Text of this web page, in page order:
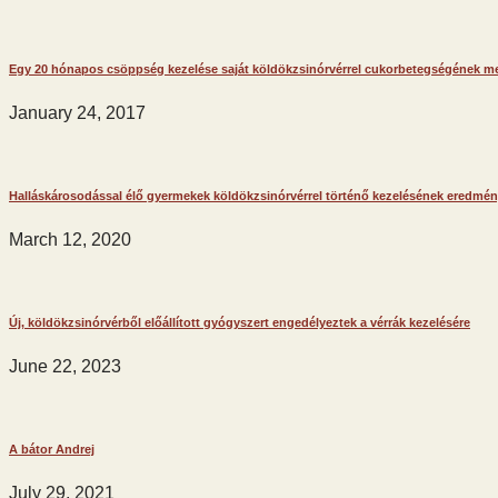
Egy 20 hónapos csöppség kezelése saját köldökzsinórvérrel cukorbetegségének
January 24, 2017
Halláskárosodással élő gyermekek köldökzsinórvérrel történő kezelésének
March 12, 2020
Új, köldökzsinórvérből előállított gyógyszert engedélyeztek a vérrák kezelésére
June 22, 2023
A bátor Andrej
July 29, 2021